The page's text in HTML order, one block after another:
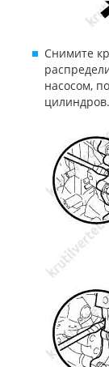
Снимите
насосом,
цилиндров.